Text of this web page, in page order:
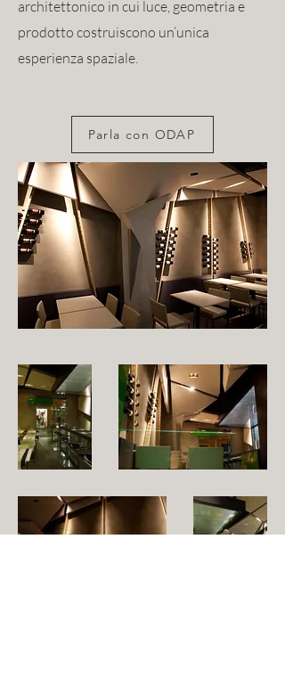
architettonico in cui luce, geometria e
prodotto costruiscono un’unica
esperienza spaziale.
Parla con ODAP